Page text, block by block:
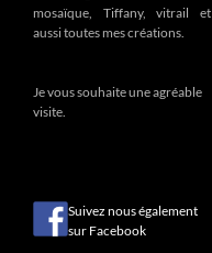
mosaïque, Tiffany, vitrail et
aussi toutes mes créations.
Je vous souhaite une agréable
visite.
Suivez nous également
sur Facebook